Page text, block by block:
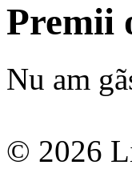
Premii
Nu am
© 2026